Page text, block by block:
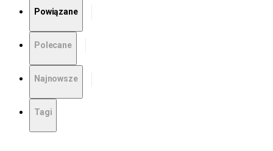
Powiązane
Polecane
Najnowsze
Tagi